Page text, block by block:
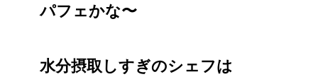
パフェかな〜
水分摂取しすぎのシェフは